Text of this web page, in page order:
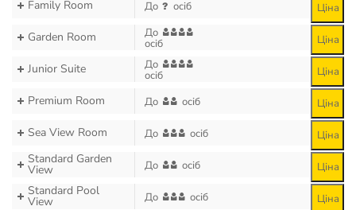
Family Room До осіб Ціна
Garden Room До
осіб Ціна
Junior Suite До
осіб Ціна
Premium Room До осіб Ціна
Sea View Room До осіб Ціна
Standard Garden
View До осіб Ціна
Standard Pool
View До осіб Ціна